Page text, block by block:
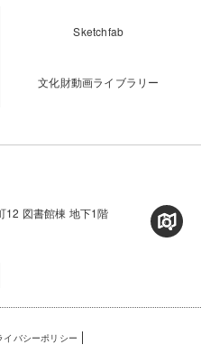
Sketchfab
文化財動画ライブラリー
12 図書館棟 地下1階
イバシーポリシー